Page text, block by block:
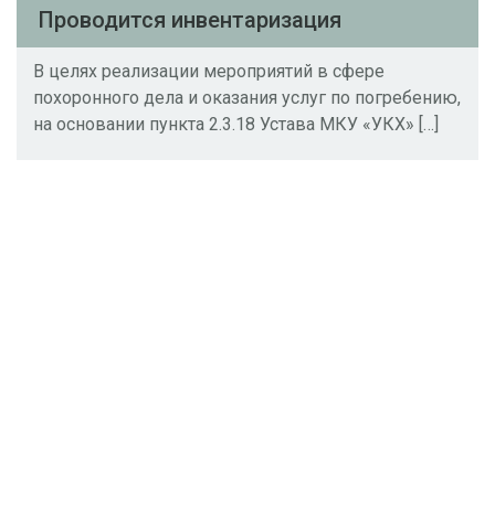
Отчество:
Проводится инвентаризация
В целях реализации мероприятий в сфере
похоронного дела и оказания услуг по погребению,
на основании пункта 2.3.18 Устава МКУ «УКХ» […]